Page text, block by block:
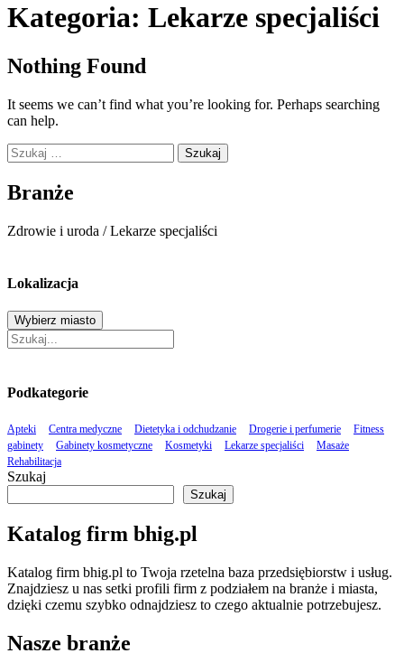
Kategoria: Lekarze specjaliści
Nothing Found
It seems we can’t find what you’re looking for. Perhaps searching
can help.
Szukaj:
Branże
Zdrowie i uroda /Lekarze specjaliści
Lokalizacja
Wybierz miasto
Podkategorie
Apteki Centra medyczne Dietetyka i odchudzanie Drogerie i perfumerie
Fitness
gabinety
Gabinety kosmetyczne Kosmetyki Lekarze specjaliści
Masaże
Rehabilitacja
Szukaj
Szukaj
Katalog firm bhig.pl
Katalog firm bhig.pl to Twoja rzetelna baza przedsiębiorstw i usług.
Znajdziesz u nas setki profili firm z podziałem na branże i miasta,
dzięki czemu szybko odnajdziesz to czego aktualnie potrzebujesz.
Nasze branże